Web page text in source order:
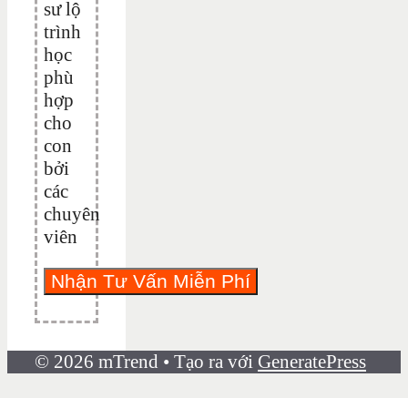
sư lộ
trình
học
phù
hợp
cho
con
bởi
các
chuyên
viên
© 2026 mTrend • Tạo ra với GeneratePress